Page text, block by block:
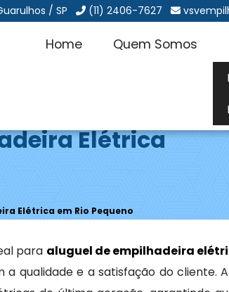
/ SP (11) 2406-7627
Home Quem Somos
Elétrica
Elétrica em Rio Pequeno
para aluguel de empilhadeira
qualidade e a satisfação do cliente.